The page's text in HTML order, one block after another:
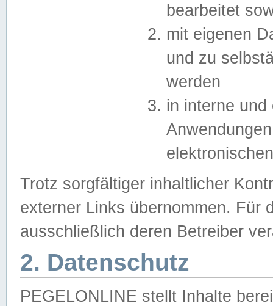
bearbeitet
mit eigenen
und zu
werden
in interne
Trotz sorgfältiger inhaltlicher
externer Links übernommen. Für
ausschließlich deren Betreiber
2. Datenschutz
PEGELONLINE stellt Inhalte